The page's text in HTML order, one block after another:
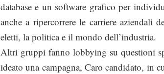
database e un software grafico per
anche a ripercorrere le carriere
eletti, la politica e il mondo dell’industria.
Altri gruppi fanno lobbying su questioni
ideato una campagna, Caro candidato, in